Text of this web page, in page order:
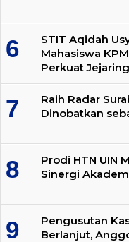
STIT Aqidah
Mahasiswa
Perkuat
Raih Radar
Dinobatkan
Prodi HTN UIN
Sinergi
Pengusutan
Berlanjut,